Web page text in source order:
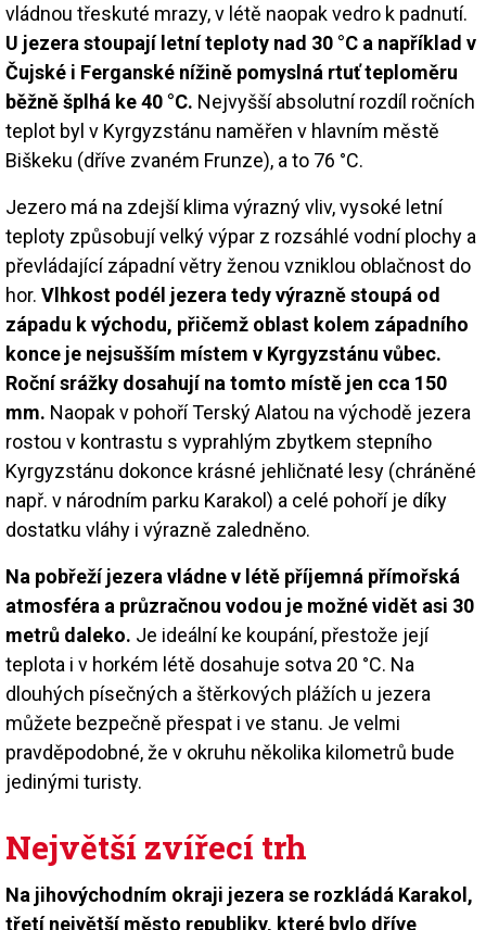
vládnou třeskuté mrazy, v létě naopak vedro k padnutí.
U jezera stoupají letní teploty nad 30 °C a například v
Čujské i Ferganské nížině pomyslná rtuť teploměru
běžně šplhá ke 40 °C. Nejvyšší absolutní rozdíl ročních
teplot byl v Kyrgyzstánu naměřen v hlavním městě
Biškeku (dříve zvaném Frunze), a to 76 °C.
Jezero má na zdejší klima výrazný vliv, vysoké letní
teploty způsobují velký výpar z rozsáhlé vodní plochy a
převládající západní větry ženou vzniklou oblačnost do
hor. Vlhkost podél jezera tedy výrazně stoupá od
západu k východu, přičemž oblast kolem západního
konce je nejsušším místem v Kyrgyzstánu vůbec.
Roční srážky dosahují na tomto místě jen cca 150
mm. Naopak v pohoří Terský Alatou na východě jezera
rostou v kontrastu s vyprahlým zbytkem stepního
Kyrgyzstánu dokonce krásné jehličnaté lesy (chráněné
např. v národním parku Karakol) a celé pohoří je díky
dostatku vláhy i výrazně zaledněno.
Na pobřeží jezera vládne v létě příjemná přímořská
atmosféra a průzračnou vodou je možné vidět asi 30
metrů daleko. Je ideální ke koupání, přestože její
teplota i v horkém létě dosahuje sotva 20 °C. Na
dlouhých písečných a štěrkových plážích u jezera
můžete bezpečně přespat i ve stanu. Je velmi
pravděpodobné, že v okruhu několika kilometrů bude
jedinými turisty.
Největší zvířecí trh
Na jihovýchodním okraji jezera se rozkládá Karakol,
třetí největší město republiky, které bylo dříve